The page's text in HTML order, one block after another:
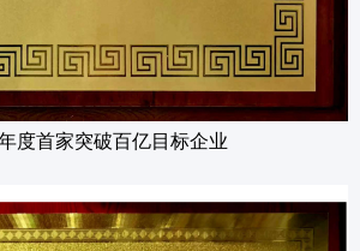
度首家突破百亿目标企业